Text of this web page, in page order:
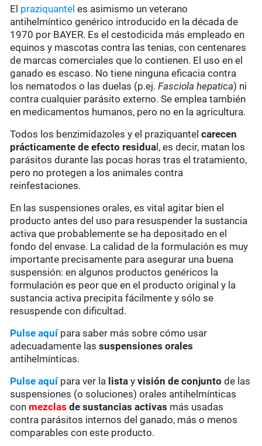
El praziquantel es asimismo un veterano
antihelmíntico genérico introducido en la década de
1970 por BAYER. Es el cestodicida más empleado en
equinos y mascotas contra las tenias, con centenares
de marcas comerciales que lo contienen. El uso en el
ganado es escaso. No tiene ninguna eficacia contra
los nematodos o las duelas (p.ej.Fasciola hepatica) ni
contra cualquier parásito externo. Se emplea también
en medicamentos humanos, pero no en la agricultura.
Todos los benzimidazoles y el praziquantelcarecen
prácticamente de efecto residua l, es decir, matan los
parásitos durante las pocas horas tras el tratamiento,
pero no protegen a los animales contra
reinfestaciones.
En las suspensiones orales, es vital agitar bien el
producto antes del uso para resuspender la sustancia
activa que probablemente se ha depositado en el
fondo del envase. La calidad de la formulación es muy
importante precisamente para asegurar una buena
suspensión: en algunos productos genéricos la
formulación es peor que en el producto original y la
sustancia activa precipita fácilmente y sólo se
resuspende con dificultad.
Pulse aquí para saber más sobre cómo usar
adecuadamente lassuspensiones orales
antihelmínticas.
Pulse aquípara ver la lista yvisión de conjunto de las
suspensiones (o soluciones) orales antihelmínticas
con mezclas de sustancias activas más usadas
contra parásitos internos del ganado, más o menos
comparables con este producto.